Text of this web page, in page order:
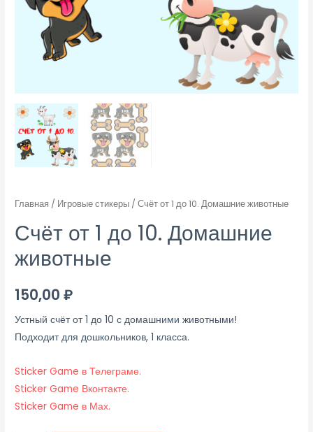
Главная / Игровые стикеры / Счёт от 1 до 10. Домашние животные
Счёт от 1 до 10. Домашние
животные
150,00₽
Устный счёт от 1 до 10 с домашними животными!
Подходит для дошкольников, 1 класса.
Sticker Game в Телеграме.
Sticker Game Вконтакте.
Sticker Game в Мах.